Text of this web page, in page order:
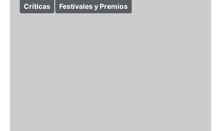
Críticas Festivales y Premios